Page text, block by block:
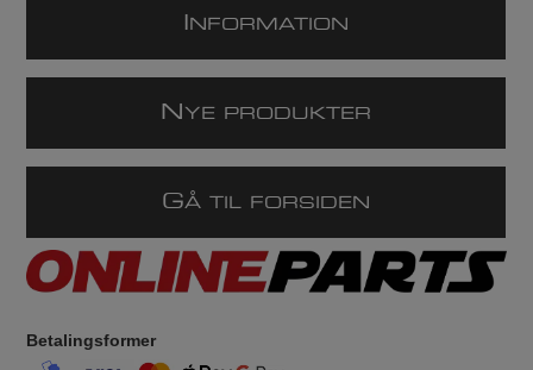
NFORMATION
N YE PRODUKTER
GÅ TIL FORSIDEN
Betalingsformer